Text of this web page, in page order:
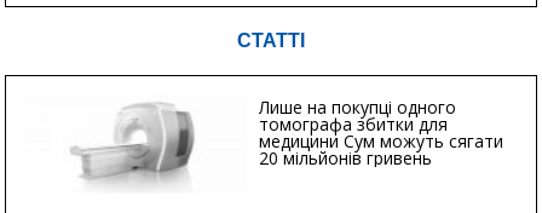
СТАТТІ
Лише на покупці одного
томографа збитки для
медицини Сум можуть сягати
20 мільйонів гривень